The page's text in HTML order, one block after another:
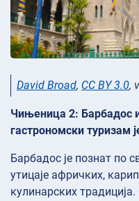
David Broad, CC BY 3.0,
Чињеница 2: Барбадос
гастрономски туризам
Барбадос је познат по
утицаје афричких,
кулинарских